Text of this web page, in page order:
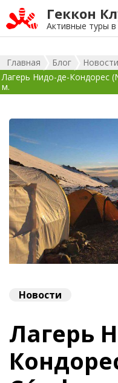
Геккон
Активные туры в
Главная Блог
Новости
Лагерь Нидо-де-Кондорес
м.
Новости
Лагерь